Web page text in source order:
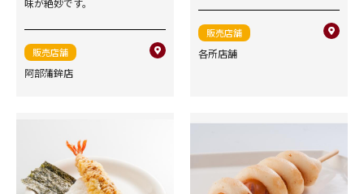
味が絶妙です。
販売店舗
阿部蒲鉾店
販売店舗
各所店舗